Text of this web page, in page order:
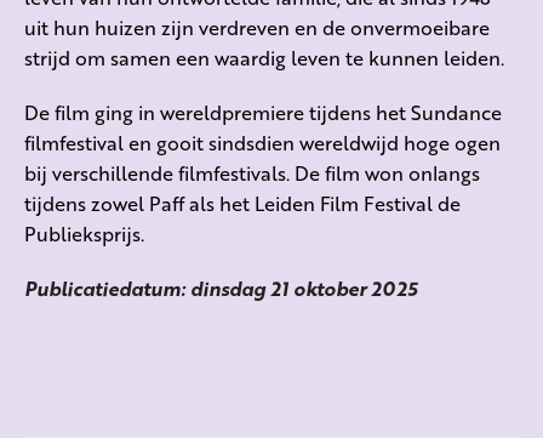
uit hun huizen zijn verdreven en de onvermoeibare
strijd om samen een waardig leven te kunnen leiden.
De film ging in wereldpremiere tijdens het Sundance
filmfestival en gooit sindsdien wereldwijd hoge ogen
bij verschillende filmfestivals. De film won onlangs
tijdens zowel Paff als het Leiden Film Festival de
Publieksprijs.
Publicatiedatum: dinsdag 21 oktober 2025